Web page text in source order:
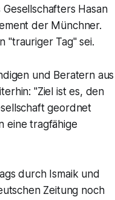
Hasan
der Münchner.
"trauriger Tag" sei.
und Beratern aus
"Ziel ist es, den
geordnet
eine tragfähige
durch Ismaik und
Zeitung noch